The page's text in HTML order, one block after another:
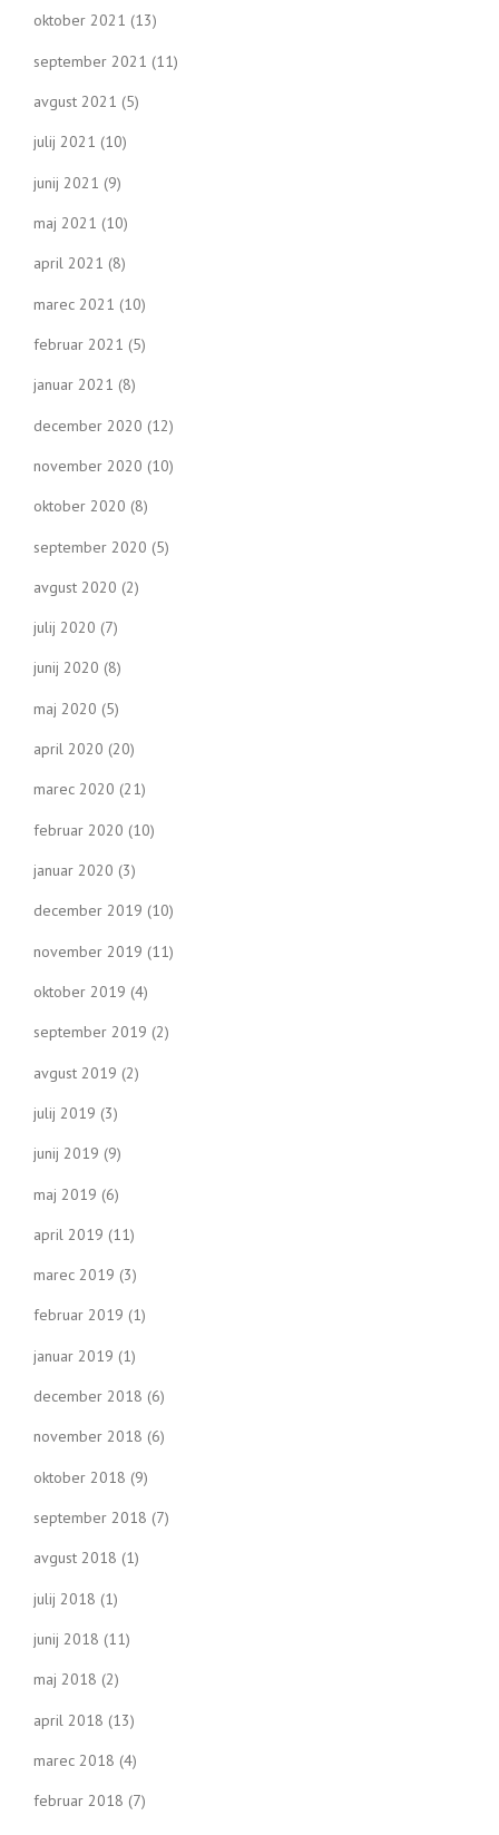
oktober 2021 (13)
september 2021 (11)
avgust 2021 (5)
julij 2021 (10)
junij 2021 (9)
maj 2021 (10)
april 2021 (8)
marec 2021 (10)
februar 2021 (5)
januar 2021 (8)
december 2020 (12)
november 2020 (10)
oktober 2020 (8)
september 2020 (5)
avgust 2020 (2)
julij 2020 (7)
junij 2020 (8)
maj 2020 (5)
april 2020 (20)
marec 2020 (21)
februar 2020 (10)
januar 2020 (3)
december 2019 (10)
november 2019 (11)
oktober 2019 (4)
september 2019 (2)
avgust 2019 (2)
julij 2019 (3)
junij 2019 (9)
maj 2019 (6)
april 2019 (11)
marec 2019 (3)
februar 2019 (1)
januar 2019 (1)
december 2018 (6)
november 2018 (6)
oktober 2018 (9)
september 2018 (7)
avgust 2018 (1)
julij 2018 (1)
junij 2018 (11)
maj 2018 (2)
april 2018 (13)
marec 2018 (4)
februar 2018 (7)